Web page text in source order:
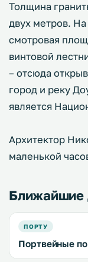
Толщина
двух метров.
смотровая
винтовой
– отсюда
город и реку
является
Архитектор
маленькой
Ближайшие
ПОРТУ
Портвейные